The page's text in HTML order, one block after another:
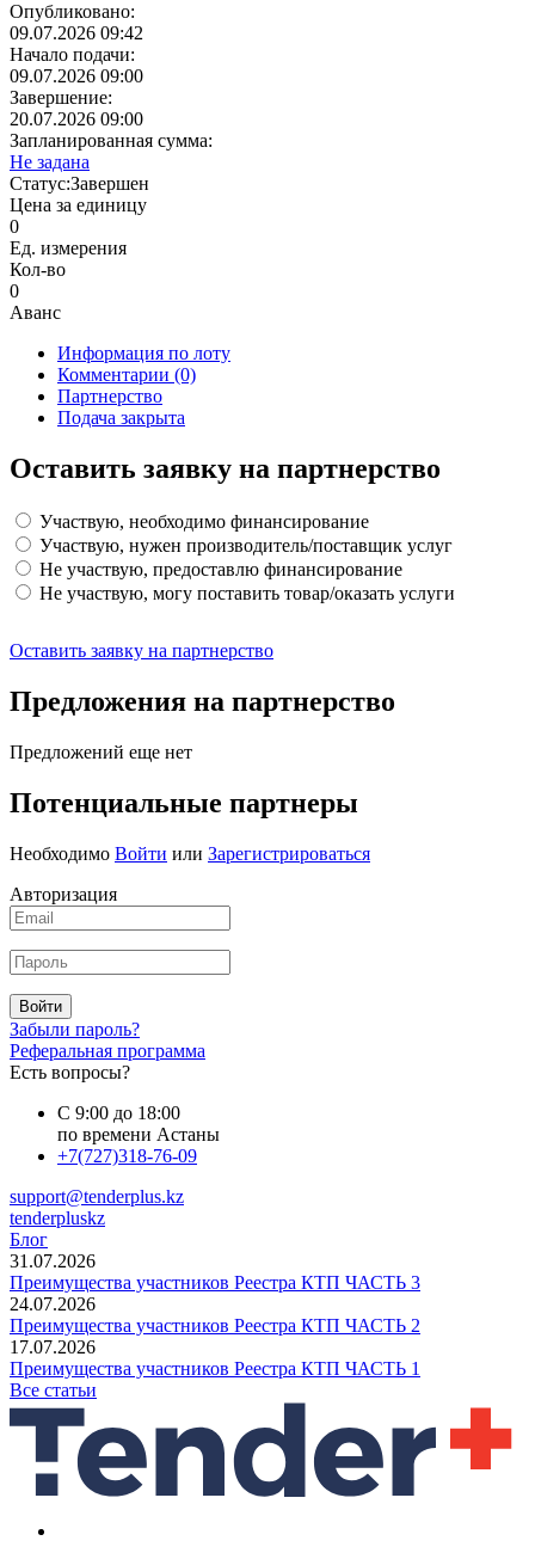
Опубликовано:
09.07.2026 09:42
Начало подачи:
09.07.2026 09:00
Завершение:
20.07.2026 09:00
Запланированная сумма:
Не задана
Статус:Завершен
Цена за единицу
0
Ед. измерения
Кол-во
0
Аванс
Информация по лоту
Комментарии (0)
Партнерство
Подача закрыта
Оставить заявку на партнерство
Участвую, необходимо финансирование
Участвую, нужен производитель/поставщик услуг
Не участвую, предоставлю финансирование
Не участвую, могу поставить товар/оказать услуги
Оставить заявку на партнерство
Предложения на партнерство
Предложений еще нет
Потенциальные партнеры
Необходимо Войти или Зарегистрироваться
Авторизация
Войти
Забыли пароль?
Реферальная программа
Есть вопросы?
С 9:00 до 18:00
по времени Астаны
+7(727)318-76-09
support@tenderplus.kz
tenderpluskz
Блог
31.07.2026
Преимущества участников Реестра КТП ЧАСТЬ 3
24.07.2026
Преимущества участников Реестра КТП ЧАСТЬ 2
17.07.2026
Преимущества участников Реестра КТП ЧАСТЬ 1
Все статьи